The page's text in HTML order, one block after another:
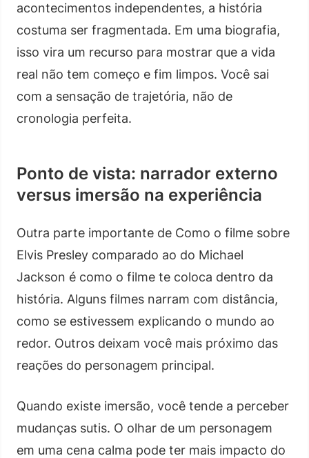
acontecimentos independentes, a história
costuma ser fragmentada. Em uma biografia,
isso vira um recurso para mostrar que a vida
real não tem começo e fim limpos. Você sai
com a sensação de trajetória, não de
cronologia perfeita.
Ponto de vista: narrador externo
versus imersão na experiência
Outra parte importante de Como o filme sobre
Elvis Presley comparado ao do Michael
Jackson é como o filme te coloca dentro da
história. Alguns filmes narram com distância,
como se estivessem explicando o mundo ao
redor. Outros deixam você mais próximo das
reações do personagem principal.
Quando existe imersão, você tende a perceber
mudanças sutis. O olhar de um personagem
em uma cena calma pode ter mais impacto do